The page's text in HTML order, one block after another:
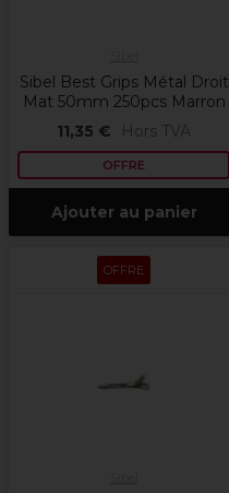
Sibel Best Grips Métal Droit
Mat 50mm 250pcs Marron
11,35 €
Hors TVA
OFFRE
Ajouter au panier
OFFRE